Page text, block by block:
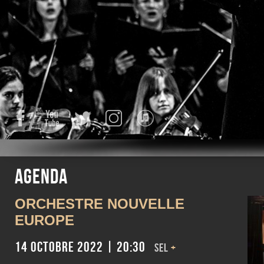
FacebookYouTube Twitter InstagramiTunes
Agenda
ORCHESTRE NOUVELLE
EUROPE
14 octobre 2022 | 20:30 SEL +